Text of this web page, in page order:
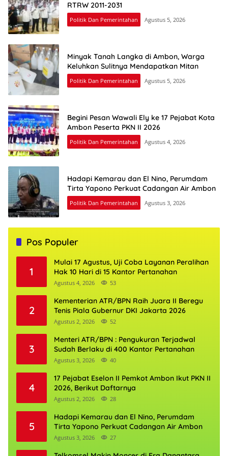
RTRW 2011-2031
Politik Dan Pemerintahan Agustus 5, 2026
Minyak Tanah Langka di Ambon, Warga
Keluhkan Sulitnya Mendapatkan Mitan
Politik Dan Pemerintahan Agustus 5, 2026
Begini Pesan Wawali Ely ke 17 Pejabat Kota
Ambon Peserta PKN II 2026
Politik Dan Pemerintahan Agustus 4, 2026
Hadapi Kemarau dan El Nino, Perumdam
Tirta Yapono Perkuat Cadangan Air Ambon
Politik Dan Pemerintahan Agustus 3, 2026
Pos Populer
1
Mulai 17 Agustus, Uji Coba Layanan Peralihan
Hak 10 Hari di 15 Kantor Pertanahan
Agustus 4, 2026 53
2
Kementerian ATR/BPN Raih Juara II Beregu
Tenis Piala Gubernur DKI Jakarta 2026
Agustus 2, 2026 52
3
Menteri ATR/BPN : Pengukuran Terjadwal
Sudah Berlaku di 400 Kantor Pertanahan
Agustus 3, 2026 40
4
17 Pejabat Eselon II Pemkot Ambon Ikut PKN II
2026, Berikut Daftarnya
Agustus 2, 2026 28
5
Hadapi Kemarau dan El Nino, Perumdam
Tirta Yapono Perkuat Cadangan Air Ambon
Agustus 3, 2026 27